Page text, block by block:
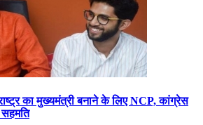
का मुख्यमंत्री बनाने के लिए NCP, कांग्रेस